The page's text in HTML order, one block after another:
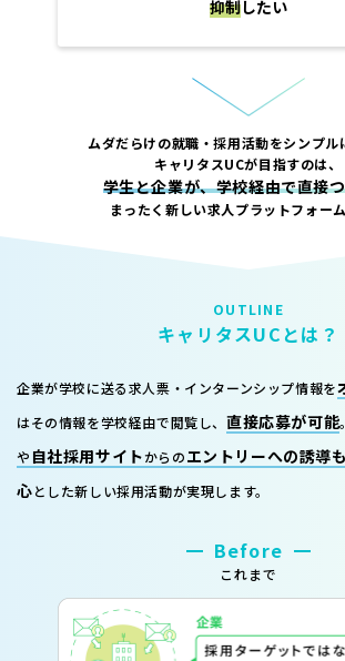
抑制したい
ムダだらけの就職・採用活動をシンプル
キャリタスUCが目指すのは、
学生と企業が、学校経由で直接
まったく新しい求人プラットフォーム
OUTLINE
キャリタスUCとは？
企業が学校に送る求人票・インターンシップ情報を
はその情報を学校経由で閲覧し、直接応募が可能。
や 自社採用サイトからのエントリーへの誘導
心とした新しい採用活動が実現します。
Before
これまで